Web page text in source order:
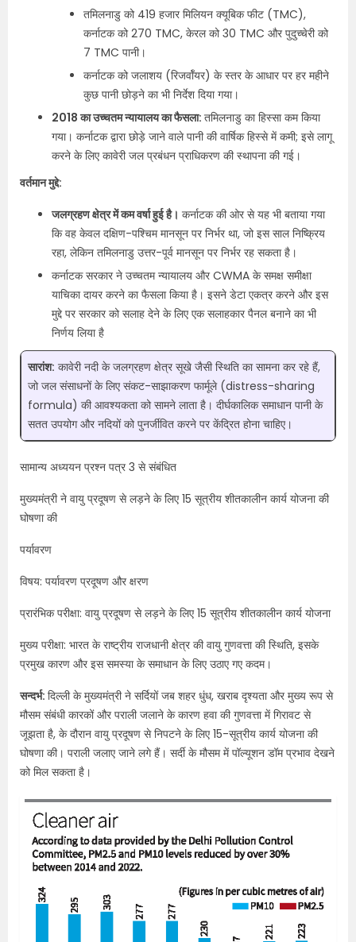
तमिलनाडु को 419 हजार मिलियन क्यूबिक फीट (TMC),
कर्नाटक को 270 TMC, केरल को 30 TMC और पुदुच्चेरी को
7 TMC पानी।
कर्नाटक को जलाशय (रिजर्वॉयर) के स्तर के आधार पर हर महीने
कुछ पानी छोड़ने का भी निर्देश दिया गया। ​
2018 का उच्चतम न्यायालय का फैसला: तमिलनाडु का हिस्सा कम किया
गया। कर्नाटक द्वारा छोड़े जाने वाले पानी की वार्षिक हिस्से में कमी; इसे लागू
करने के लिए कावेरी जल प्रबंधन प्राधिकरण की स्थापना की गई।
वर्तमान मुद्दे:
जलग्रहण क्षेत्र में कम वर्षा हुई है। कर्नाटक की ओर से यह भी बताया गया
कि वह केवल दक्षिण-पश्चिम मानसून पर निर्भर था, जो इस साल निष्क्रिय
रहा, लेकिन तमिलनाडु उत्तर-पूर्व मानसून पर निर्भर रह सकता है।
कर्नाटक सरकार ने उच्चतम न्यायालय और CWMA के समक्ष समीक्षा
याचिका दायर करने का फैसला किया है। इसने डेटा एकत्र करने और इस
मुद्दे पर सरकार को सलाह देने के लिए एक सलाहकार पैनल बनाने का भी
निर्णय लिया है
सारांश: कावेरी नदी के जलग्रहण क्षेत्र सूखे जैसी स्थिति का सामना कर रहे हैं,
जो जल संसाधनों के लिए संकट-साझाकरण फार्मूले (distress-sharing
formula) की आवश्यकता को सामने लाता है। दीर्घकालिक समाधान पानी के
सतत उपयोग और नदियों को पुनर्जीवित करने पर केंद्रित होना चाहिए।
सामान्य अध्ययन प्रश्न पत्र 3 से संबंधित
मुख्यमंत्री ने वायु प्रदूषण से लड़ने के लिए 15 सूत्रीय शीतकालीन कार्य योजना की
घोषणा की
पर्यावरण
विषय: पर्यावरण प्रदूषण और क्षरण
प्रारंभिक परीक्षा: वायु प्रदूषण से लड़ने के लिए 15 सूत्रीय शीतकालीन कार्य योजना
मुख्य परीक्षा: भारत के राष्ट्रीय राजधानी क्षेत्र की वायु गुणवत्ता की स्थिति, इसके
प्रमुख कारण और इस समस्या के समाधान के लिए उठाए गए कदम।
सन्दर्भ: दिल्ली के मुख्यमंत्री ने सर्दियों जब शहर धुंध, खराब दृश्यता और मुख्य रूप से
मौसम संबंधी कारकों और पराली जलाने के कारण हवा की गुणवत्ता में गिरावट से
जूझता है, के दौरान वायु प्रदूषण से निपटने के लिए 15-सूत्रीय कार्य योजना की
घोषणा की। पराली जलाए जाने लगे हैं। सर्दी के मौसम में पॉल्यूशन डॉम प्रभाव देखने
को मिल सकता है।​